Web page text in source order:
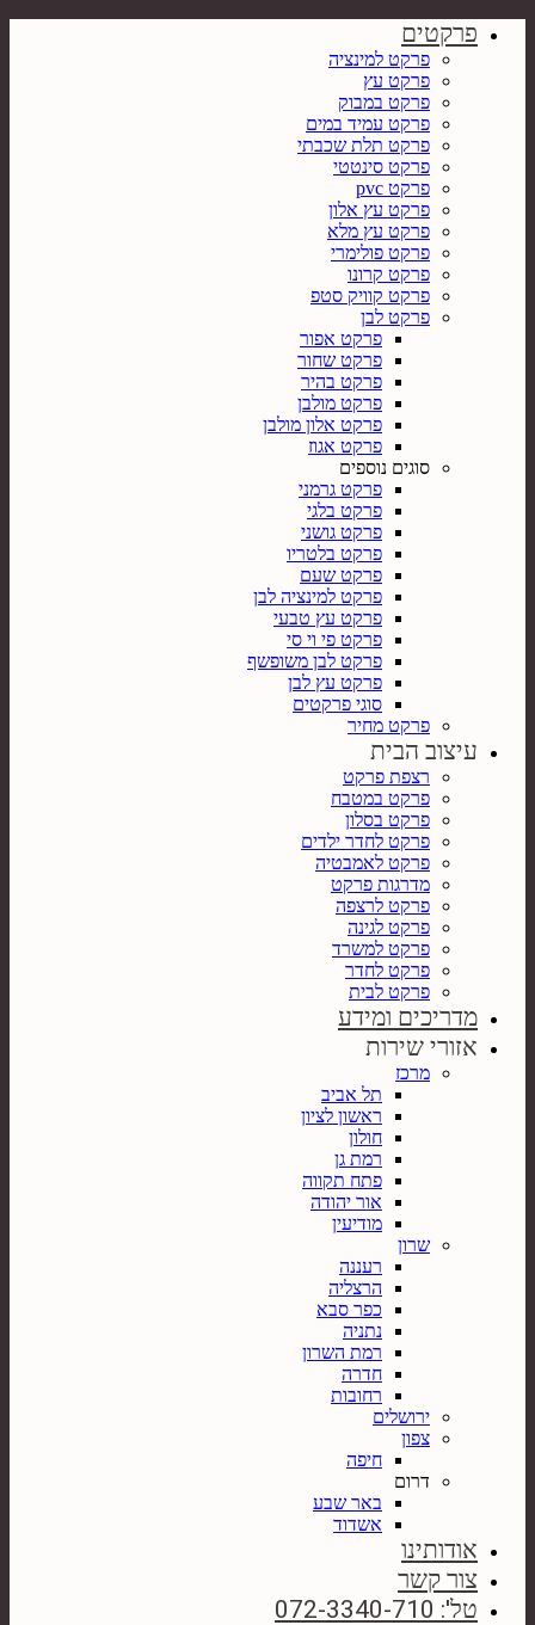
פרקטים
פרקט למינציה
פרקט עץ
פרקט במבוק
פרקט עמיד במים
פרקט תלת שכבתי
פרקט סינטטי
פרקט pvc
פרקט עץ אלון
פרקט עץ מלא
פרקט פולימרי
פרקט קרונו
פרקט קוויק סטפ
פרקט לבן
פרקט אפור
פרקט שחור
פרקט בהיר
פרקט מולבן
פרקט אלון מולבן
פרקט אגוז
סוגים נוספים
פרקט גרמני
פרקט בלגי
פרקט גושני
פרקט בלטריו
פרקט שעם
פרקט למינציה לבן
פרקט עץ טבעי
פרקט פי וי סי
פרקט לבן משופשף
פרקט עץ לבן
סוגי פרקטים
פרקט מחיר
עיצוב הבית
רצפת פרקט
פרקט במטבח
פרקט בסלון
פרקט לחדר ילדים
פרקט לאמבטיה
מדרגות פרקט
פרקט לרצפה
פרקט לגינה
פרקט למשרד
פרקט לחדר
פרקט לבית
מדריכים ומידע
אזורי שירות
מרכז
תל אביב
ראשון לציון
חולון
רמת גן
פתח תקווה
אור יהודה
מודיעין
שרון
רעננה
הרצליה
כפר סבא
נתניה
רמת השרון
חדרה
רחובות
ירושלים
צפון
חיפה
דרום
באר שבע
אשדוד
אודותינו
צור קשר
טל': 072-3340-710